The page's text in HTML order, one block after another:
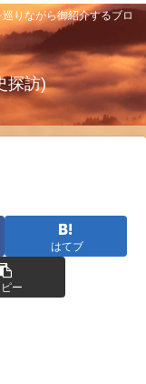
りながら御紹介するブロ
探訪)
はてブ
ー